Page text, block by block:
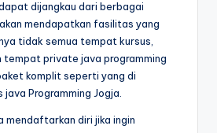
dijangkau dari berbagai
mendapatkan fasilitas yang
tidak semua tempat kursus,
tempat private java programming
komplit seperti yang di
java Programming Jogja.
mendaftarkan diri jika ingin